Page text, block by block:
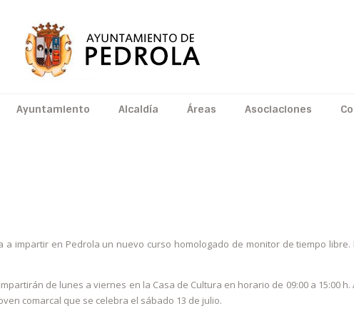
Ayuntamiento Alcaldía Áreas Asociaciones
a impartir en Pedrola un nuevo curso homologado de monitor de tiempo
de lunes a viernes en la Casa de Cultura en horario de 09:00 a 15:00
comarcal que se celebra el sábado 13 de julio.